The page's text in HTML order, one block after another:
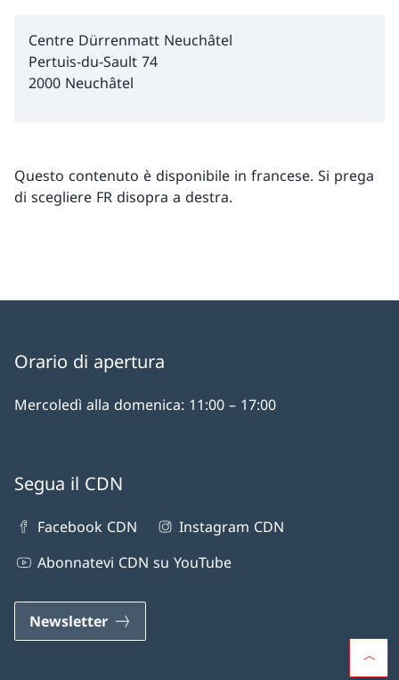
Centre Dürrenmatt Neuchâtel
Pertuis-du-Sault 74
2000 Neuchâtel
Questo contenuto è disponibile in francese. Si prega
di scegliere FR disopra a destra.
Orario di apertura
Mercoledì alla domenica: 11:00 – 17:00
Segua il CDN
Facebook CDN
Instagram CDN
Abonnatevi CDN su YouTube
Newsletter